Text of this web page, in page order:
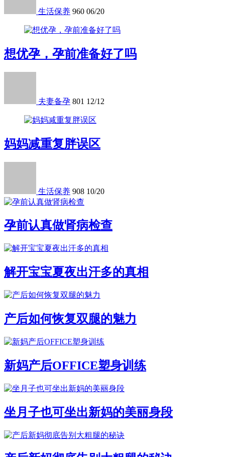
生活保养 960 06/20
想优孕，孕前准备好了吗
夫妻备孕 801 12/12
妈妈减重复胖误区
生活保养 908 10/20
孕前认真做肾病检查
解开宝宝夏夜出汗多的真相
产后如何恢复双腿的魅力
新妈产后OFFICE塑身训练
坐月子也可坐出新妈的美丽身段